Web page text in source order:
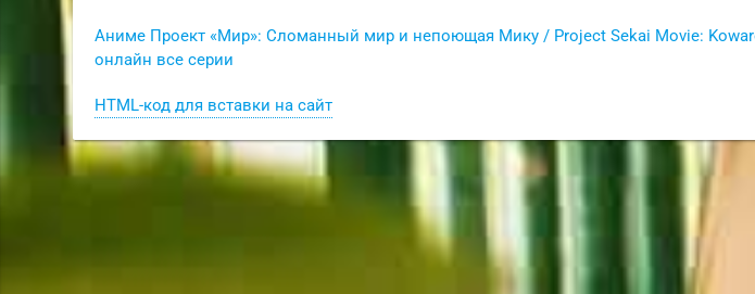
Аниме Проект «Мир»: Сломанный мир и непоющая Мику / Project Sekai Movie:
онлайн все серии
HTML-код для вставки на сайт